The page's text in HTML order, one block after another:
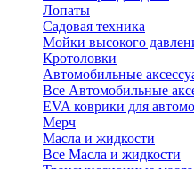
Лопаты
Садовая техника
Мойки высокого
Кротоловки
Автомобильные
Все Автомобильные
EVA коврики для
Мерч
Масла и жидкости
Все Масла и жидкости